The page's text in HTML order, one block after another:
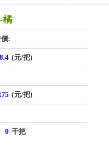
橘
:
(元/把)
(元/把)
0 千把